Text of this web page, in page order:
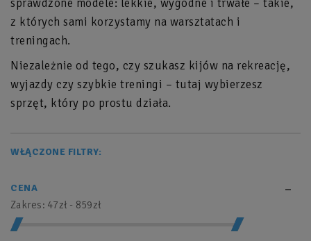
sprawdzone modele: lekkie, wygodne i trwałe – takie,
z których sami korzystamy na warsztatach i
treningach.
Niezależnie od tego, czy szukasz kijów na rekreację,
wyjazdy czy szybkie treningi – tutaj wybierzesz
sprzęt, który po prostu działa.
WŁĄCZONE FILTRY:
CENA
Zakres: 47zł - 859zł